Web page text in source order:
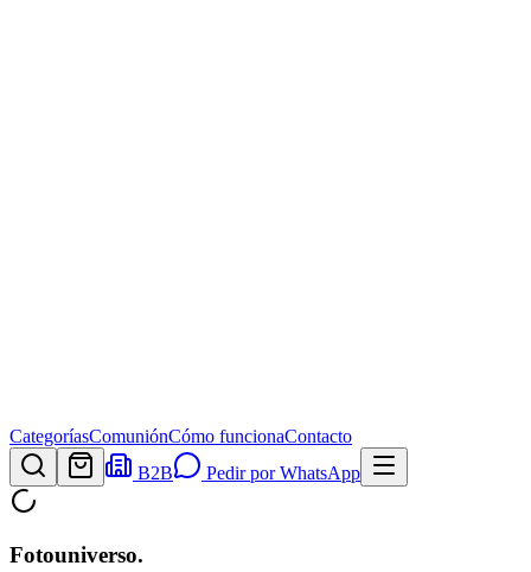
CategoríasComuniónCómo funcionaContacto
B2B
Pedir por WhatsApp
Fotouniverso.